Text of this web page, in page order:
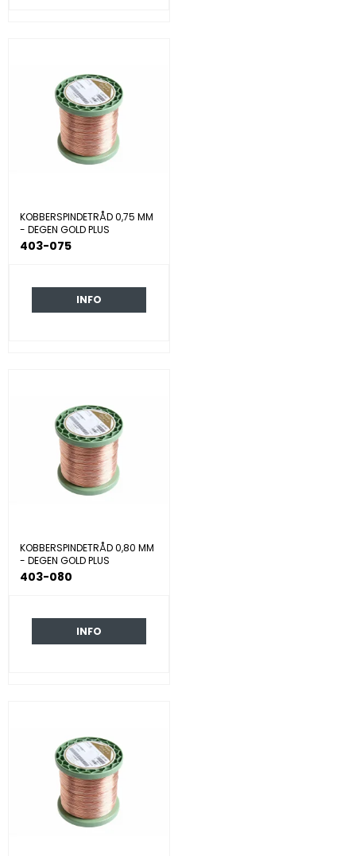
KOBBERSPINDETRÅD 0,75 MM
- DEGEN GOLD PLUS
403-075
INFO
KOBBERSPINDETRÅD 0,80 MM
- DEGEN GOLD PLUS
403-080
INFO